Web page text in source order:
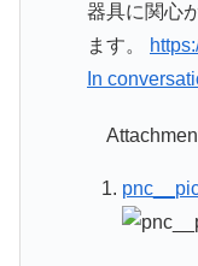
器具に関心
ます。
In